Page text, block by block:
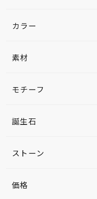
カラー
素材
モチーフ
誕生石
ストーン
価格